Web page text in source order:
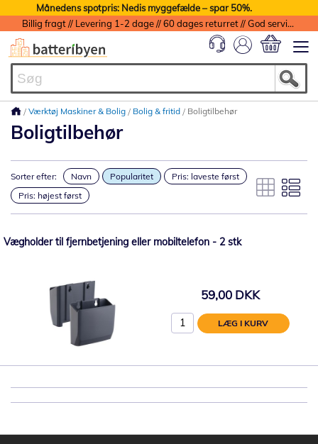
Månedens spotpris: Nedis myggefælde – spar 50%.
Billig fragt // Levering 1-2 dage // 60 dages returret // God service med garanti
Værktøj Maskiner & Bolig Bolig & fritid Boligtilbehør
Boligtilbehør
Sorter efter: Navn Popularitet
Pris: laveste først
Pris: højest først
Vægholder til fjernbetjening eller mobiltelefon - 2 stk
59,00 DKK
LÆG I KURV